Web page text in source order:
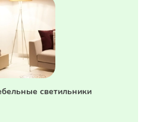
светильники